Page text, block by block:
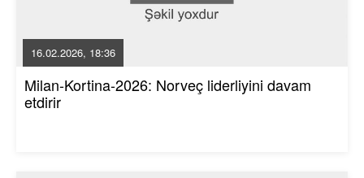
16.02.2026, 18:36
Milan-Kortina-2026: Norveç liderliyini davam
etdirir